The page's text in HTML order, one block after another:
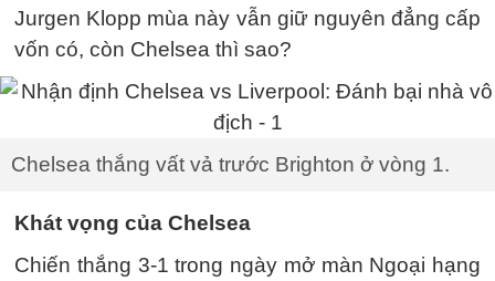
Jurgen Klopp mùa này vẫn giữ nguyên đẳng cấp
vốn có, còn Chelsea thì sao?
Chelsea thắng vất vả trước Brighton ở vòng 1.
Khát vọng của Chelsea
Chiến thắng 3-1 trong ngày mở màn Ngoại hạng